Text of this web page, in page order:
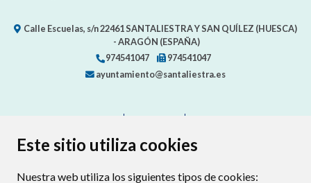
Este sitio utiliza cookies
Nuestra web utiliza los siguientes tipos de cookies:
Calle Escuelas, s/n22461SANTALIESTRA Y SAN QUÍLEZ (HUESCA)
- ARAGÓN (ESPAÑA)
974541047
974541047
ayuntamiento@santaliestra.es
PROTECCIÓN DE DATOS
POLÍTICA DE COOKIES